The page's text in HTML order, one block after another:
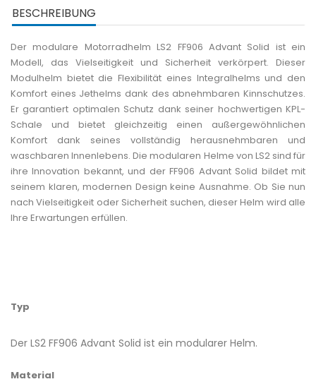
BESCHREIBUNG
Der modulare Motorradhelm LS2 FF906 Advant Solid ist ein
Modell, das Vielseitigkeit und Sicherheit verkörpert. Dieser
Modulhelm bietet die Flexibilität eines Integralhelms und den
Komfort eines Jethelms dank des abnehmbaren Kinnschutzes.
Er garantiert optimalen Schutz dank seiner hochwertigen KPL-
Schale und bietet gleichzeitig einen außergewöhnlichen
Komfort dank seines vollständig herausnehmbaren und
waschbaren Innenlebens. Die modularen Helme von LS2 sind für
ihre Innovation bekannt, und der FF906 Advant Solid bildet mit
seinem klaren, modernen Design keine Ausnahme. Ob Sie nun
nach Vielseitigkeit oder Sicherheit suchen, dieser Helm wird alle
Ihre Erwartungen erfüllen.
Typ
Der LS2 FF906 Advant Solid ist ein modularer Helm.
Material